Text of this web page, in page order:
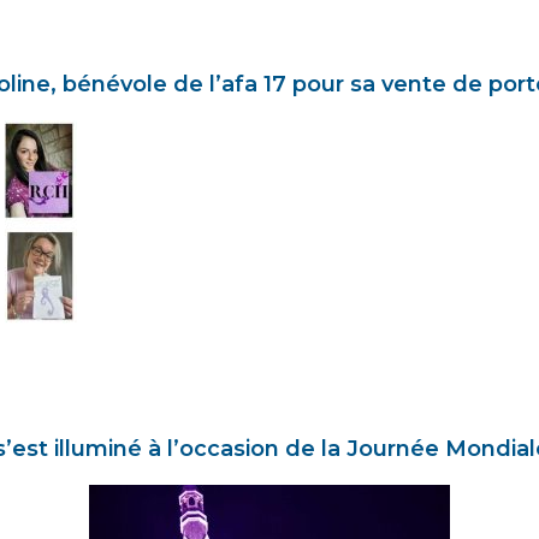
bénévole de l’afa 17 pour sa vente de
illuminé à l’occasion de la Journée